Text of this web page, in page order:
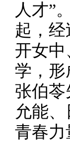
人才”
起，
开女
学，
张伯
允能
青春力